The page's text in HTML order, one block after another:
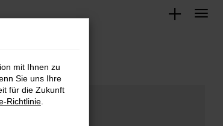
mit Ihnen zu
Sie uns Ihre
für die Zukunft
Richtlinie